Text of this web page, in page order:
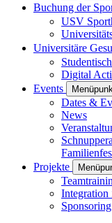
Buchung der
USV
Universitäre
Digital
Events
Dates &
News
Projekte